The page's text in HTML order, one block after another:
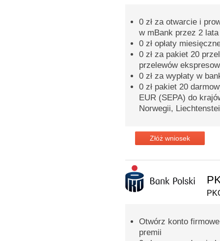
0 zł za otwarcie i
w mBank przez 2 lata
0 zł opłaty
0 zł za pakiet 20
przelewów
0 zł za wypłaty w
0 zł pakiet 20
EUR (SEPA) do
Norwegii,
Złóż wniosek
Otwórz konto
premii